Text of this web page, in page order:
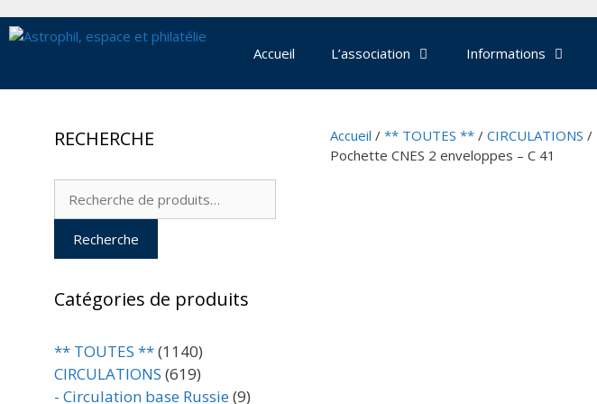
au
Accueil L’association Informations
Accueil / ** TOUTES ** / CIRCULATIONS /
Pochette CNES 2 enveloppes – C 41
RECHERCHE
Recherche
Recherche
Catégories de produits
** TOUTES **(1140)
CIRCULATIONS (619)
- Circulation base Russie(9)